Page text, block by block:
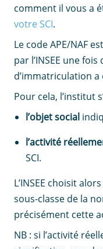
comment il vous a
votre SCI.
Le code APE/NAF
par l’INSEE une
d’immatriculation
Pour cela, l’institut
l’objet social
l’activité
SCI.
L’INSEE choisit
sous-classe de la
précisément cette
NB : si l’activité